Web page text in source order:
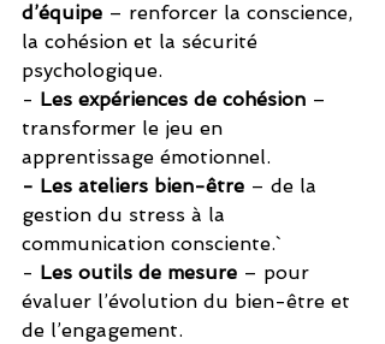
d’équipe – renforcer la conscience,
la cohésion et la sécurité
psychologique.
- Les expériences de cohésion –
transformer le jeu en
apprentissage émotionnel.
- Les ateliers bien-être – de la
gestion du stress à la
communication consciente.`
- Les outils de mesure – pour
évaluer l’évolution du bien-être et
de l’engagement.